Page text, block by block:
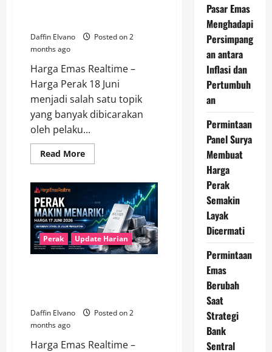
Daffin Elvano
Posted on 2
months ago
Harga Emas Realtime –
Harga Perak 18 Juni
menjadi salah satu topik
yang banyak dibicarakan
oleh pelaku...
Read MoreRead
more
Kompetitif,
Harga
18
Juni
2026
Jadi
Sorotan
Investor
Perak Update Harian
Daffin Elvano
Posted on 2
months ago
Harga Emas Realtime –
Pasar Emas
Menghadapi
Persimpang
an antara
Inflasi dan
Pertumbuh
an
Permintaan
Panel Surya
Membuat
Harga
Perak
Semakin
Layak
Dicermati
Permintaan
Emas
Berubah
Saat
Strategi
Bank
Sentral